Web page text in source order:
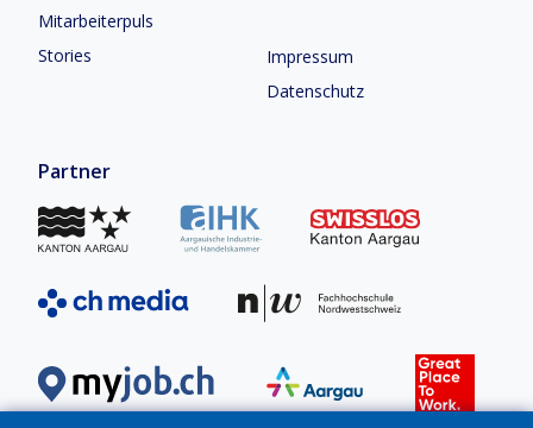
Mitarbeiterpuls
Stories
Impressum
Datenschutz
Partner